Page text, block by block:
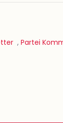
, Partei